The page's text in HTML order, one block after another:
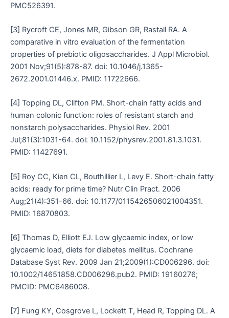
PMC526391.
[3] Rycroft CE, Jones MR, Gibson GR, Rastall RA. A
comparative in vitro evaluation of the fermentation
properties of prebiotic oligosaccharides. J Appl Microbiol.
2001 Nov;91(5):878-87. doi: 10.1046/j.1365-
2672.2001.01446.x. PMID: 11722666.
[4] Topping DL, Clifton PM. Short-chain fatty acids and
human colonic function: roles of resistant starch and
nonstarch polysaccharides. Physiol Rev. 2001
Jul;81(3):1031-64. doi: 10.1152/physrev.2001.81.3.1031.
PMID: 11427691.
[5] Roy CC, Kien CL, Bouthillier L, Levy E. Short-chain fatty
acids: ready for prime time? Nutr Clin Pract. 2006
Aug;21(4):351-66. doi: 10.1177/0115426506021004351.
PMID: 16870803.
[6] Thomas D, Elliott EJ. Low glycaemic index, or low
glycaemic load, diets for diabetes mellitus. Cochrane
Database Syst Rev. 2009 Jan 21;2009(1):CD006296. doi:
10.1002/14651858.CD006296.pub2. PMID: 19160276;
PMCID: PMC6486008.
[7] Fung KY, Cosgrove L, Lockett T, Head R, Topping DL. A